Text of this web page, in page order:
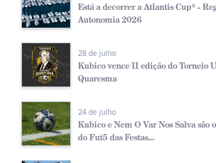
Está a decorrer a Atlantis Cup® -
Autonomia 2026
28 de julho
Kubico vence II edição do Torneio
Quaresma
24 de julho
Kubico e Nem O Var Nos Salva são
do Fut5 das Festas...